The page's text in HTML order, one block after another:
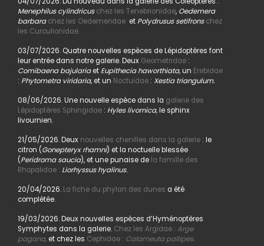
Menephilus cylindricus chez les Tenebrionidae,Oedemera
barbara chez les Oedemeridaeet Polydrusus setifrons chez
les Curculionidae.
03/07/2026. Quatre nouvelles espèces de Lépidoptères font
leur entrée dans notre galerie. Deux Geometridae:
Comibaena bajulariaet Eupithecia haworthiata,un Erebidae
: Phytometra viridaria, et un Noctuidae: Xestia triangulum.
08/06/2026. Une nouvelle espèce dans la galerie des
Lépidoptères Sphingidae: Hyles livornica,le sphinx
livournien.
21/05/2026. Deux nouvelles chenilles dans la galerie : le
citron (Gonepteryx rhamni) et la noctuelle blessée
(Peridroma saucia), et une punaise dela famille des
Rhopalidae : Liorhyssus hyalinus.
20/04/2026. La fiche du phylan des dunes a été
complétée.
19/03/2026. Deux nouvelles espèces d’Hyménoptères
Symphytes dans la galerie. Chez les Argidae : Arge
pagana,et chez les Cephidae : Calameuta pallipes.